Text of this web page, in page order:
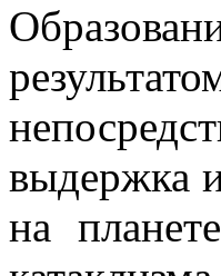
выдержка
на